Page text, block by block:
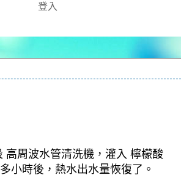
登入
高周波水管清洗機，灌入 檸檬酸
小時後，熱水出水量恢復了。